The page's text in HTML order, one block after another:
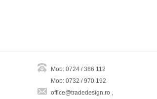
Mob: 0724 / 386 112
Mob: 0732 / 970 192
office@tradedesign.ro ,